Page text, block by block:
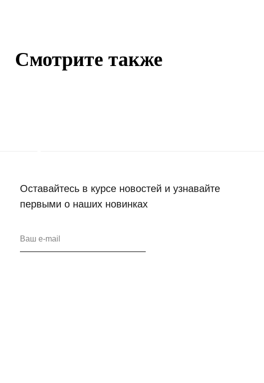
Смотрите также
Оставайтесь в курсе новостей и узнавайте
первыми о наших новинках